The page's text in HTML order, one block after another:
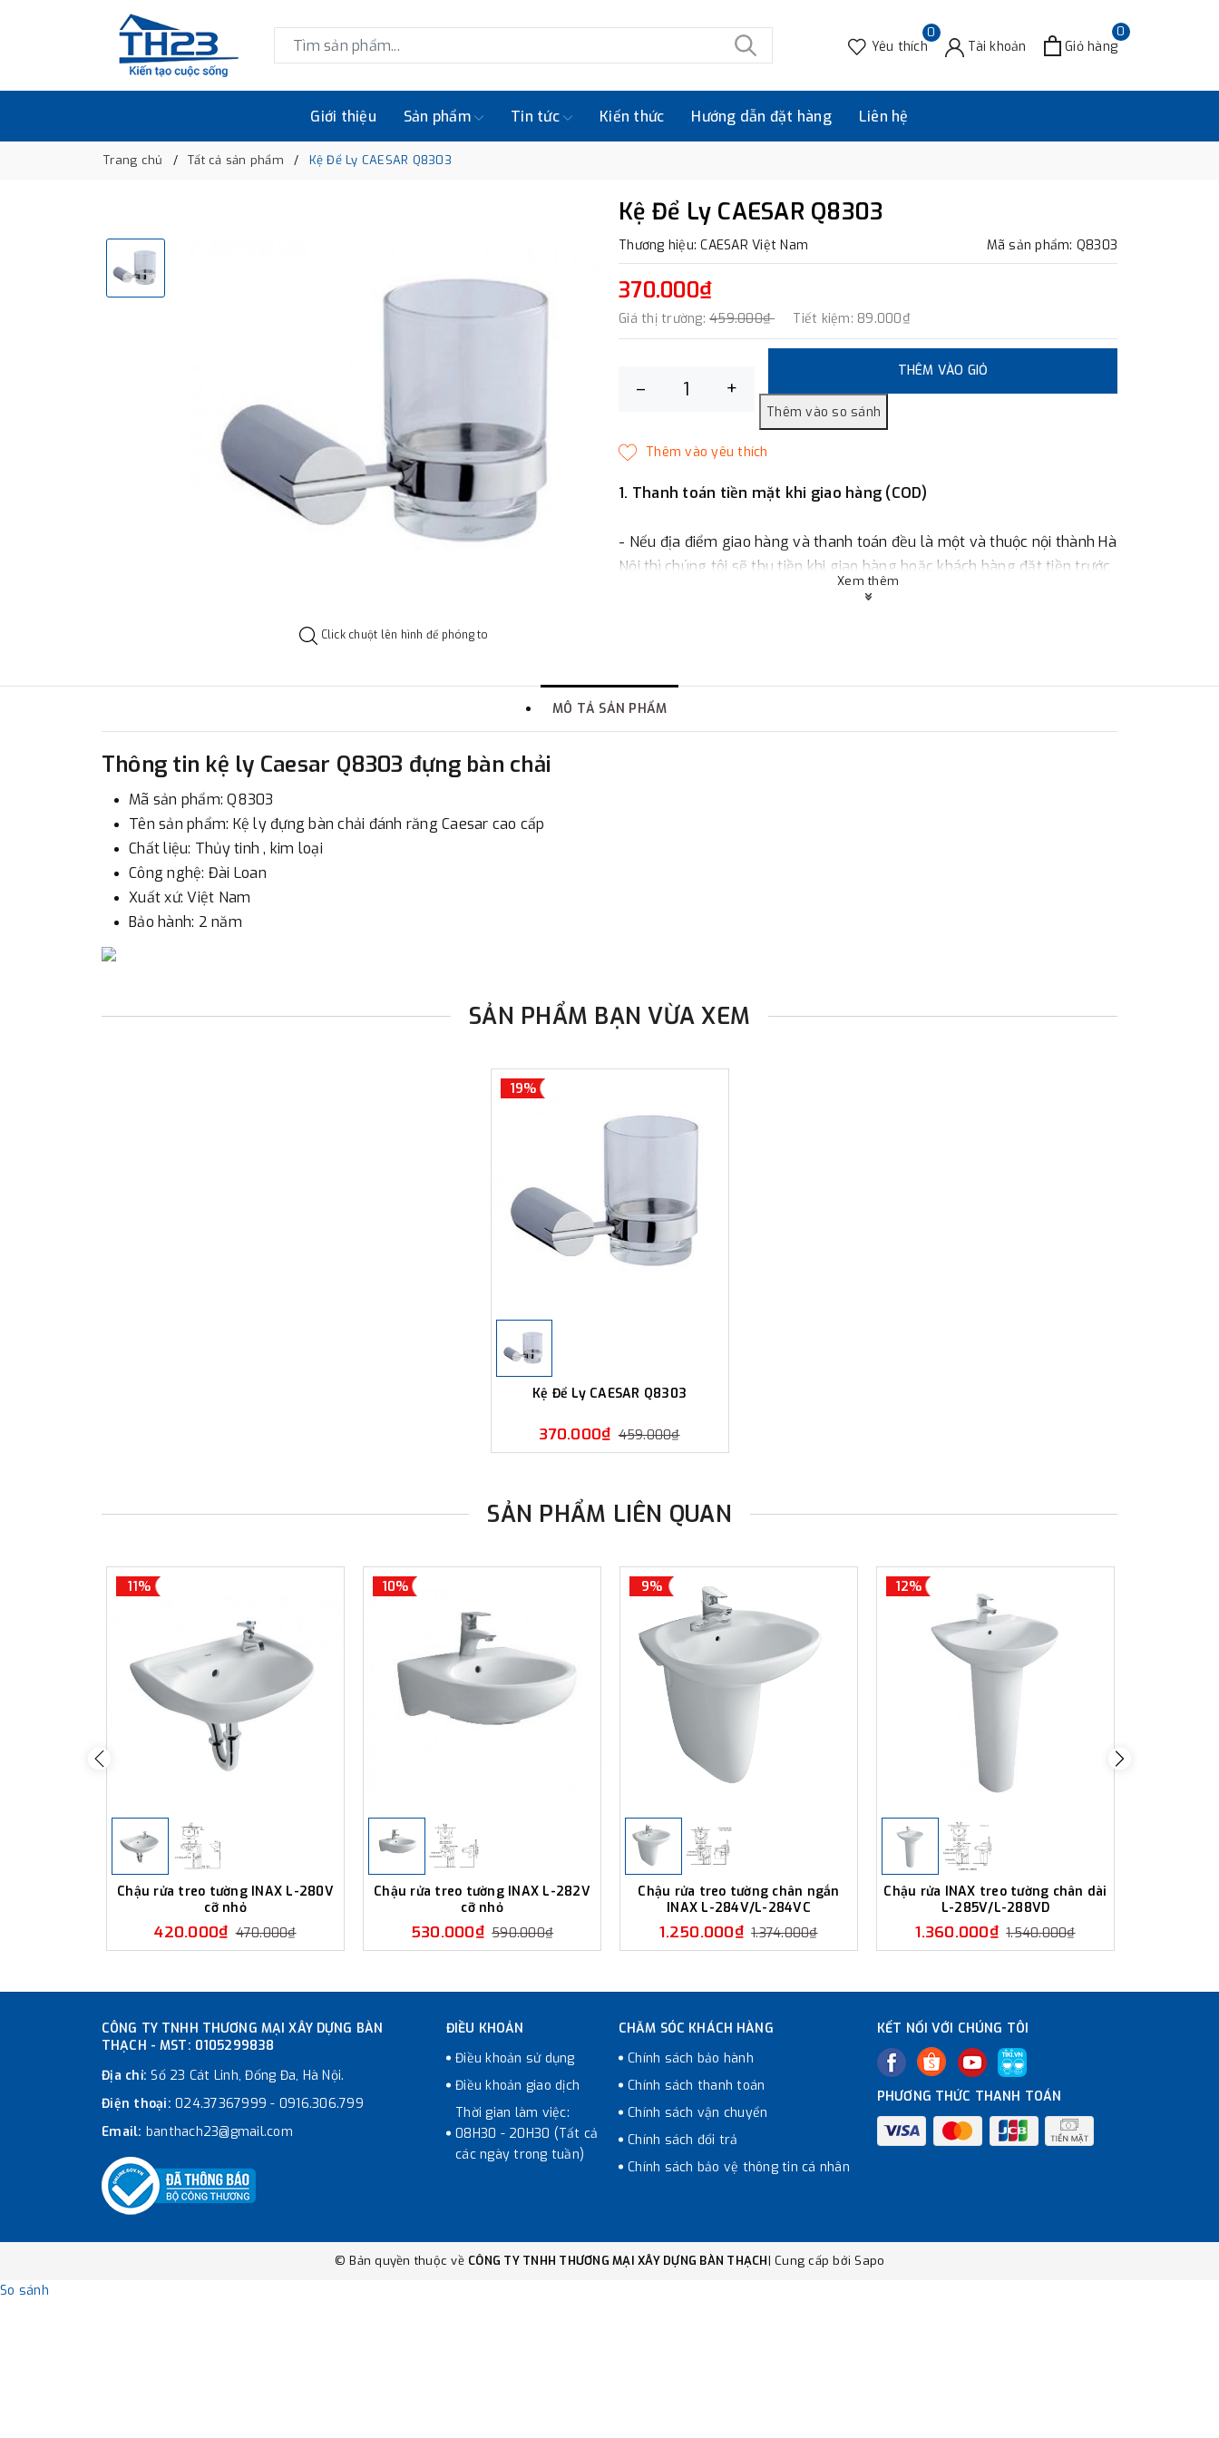
0
Yêu thích Tài khoản
0
Giỏ hàng
Giới thiệu Sản phẩm Tin tức Kiến thức Hướng dẫn đặt hàng Liên hệ
Trang chủ Tất cả sản phẩm Kệ Để Ly CAESAR Q8303
Click chuột lên hình để phóng to
Kệ Để Ly CAESAR Q8303
Thương hiệu: CAESAR Việt Nam Mã sản phẩm: Q8303
370.000₫
Giá thị trường: 459.000₫ Tiết kiệm: 89.000₫
– +
THÊM VÀO GIỎ
1. Thanh toán tiền mặt khi giao hàng (COD)
- Nếu địa điểm giao hàng và thanh toán đều là một và thuộc nội thành Hà
Nội thì chúng tôi sẽ thu tiền khi giao hàng hoặc khách hàng đặt tiền trước
một phần giá trị đơn hàng tùy thuộc vào đơn hàng.
-Showroom Thanh HươngĐịa chỉ : 23 phố Cát Linh, phường Cát Linh,
quận Đống Đa, Hà Nội.
Xem thêm
MÔ TẢ SẢN PHẨM
Thông tin kệ ly Caesar Q8303 đựng bàn chải
Mã sản phẩm: Q8303
Tên sản phẩm: Kệ ly đựng bàn chải đánh răng Caesar cao cấp
Chất liệu: Thủy tinh , kim loại
Công nghệ: Đài Loan
Xuất xứ: Việt Nam
Bảo hành: 2 năm
SẢN PHẨM BẠN VỪA XEM
19%
Kệ Để Ly CAESAR Q8303
370.000₫ 459.000₫
SẢN PHẨM LIÊN QUAN
11%
Chậu rửa treo tường INAX L-280V
cỡ nhỏ
420.000₫ 470.000₫
10%
Chậu rửa treo tường INAX L-282V
cỡ nhỏ
530.000₫ 590.000₫
9%
Chậu rửa treo tường chân ngắn
INAX L-284V/L-284VC
1.250.000₫ 1.374.000₫
12%
Chậu rửa INAX treo tường chân dài
L-285V/L-288VD
1.360.000₫ 1.540.000₫
CÔNG TY TNHH THƯƠNG MẠI XÂY DỰNG BÀN
THẠCH - MST: 0105299838
Địa chỉ:Số 23 Cát Linh, Đống Đa, Hà Nội.
Điện thoại: 024.37367999 - 0916.306.799
Email: banthach23@gmail.com
ĐIỀU KHOẢN
Điều khoản sử dụng
Điều khoản giao dịch
Thời gian làm việc:
08H30 - 20H30 (Tất cả
các ngày trong tuần)
CHĂM SÓC KHÁCH HÀNG
Chính sách bảo hành
Chính sách thanh toán
Chính sách vận chuyển
Chính sách đổi trả
Chính sách bảo vệ thông tin cá nhân
KẾT NỐI VỚI CHÚNG TÔI
PHƯƠNG THỨC THANH TOÁN
© Bản quyền thuộc về CÔNG TY TNHH THƯƠNG MẠI XÂY DỰNG BÀN THẠCH| Cung cấp bởi Sapo
So sánh